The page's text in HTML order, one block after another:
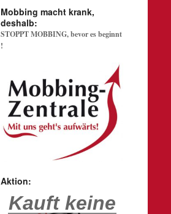
Mobbing macht krank,
deshalb:
STOPPT MOBBING, bevor es beginnt
!
Aktion:
Kauft keine